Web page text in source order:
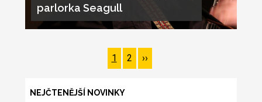
parlorka Seagull
Pagination
Page
1 Page
2
Následující
stránka
››
NEJČTENĚJŠÍ NOVINKY